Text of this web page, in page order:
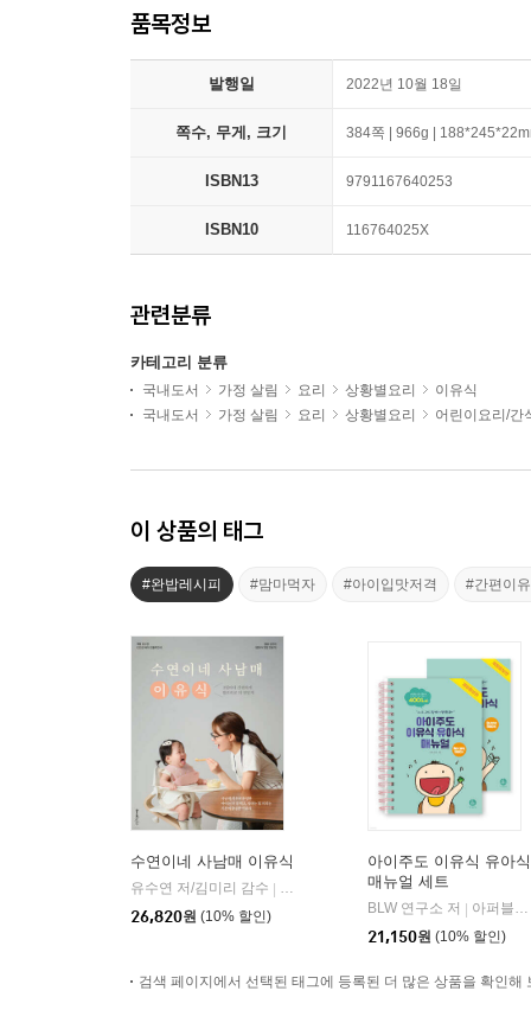
품목정보
발행일 2022년 10월 18일
쪽수, 무게, 크기 384쪽 | 966g |
ISBN13 9791167640253
ISBN10 116764025X
관련분류
카테고리 분류
국내도서 가정 살림 요리 상황별요리
이유식
국내도서
가정 살림 요리 상황별요리 어린이요리/간
이 상품의 태그
#완밥레시피 #맘마먹자 #아이입맛저격 #간편이
수연이네 사남매 이유식
유수연 저/김미리 감수
레시피팩토리(단행)
26,820원 (10% 할인)
아이주도 이유식 유아식
매뉴얼 세트
BLW 연구소 저
아퍼블리싱
21,150원 (10% 할인)
검색 페이지에서 선택된 태그에 등록된 더 많은 상품을 확인해